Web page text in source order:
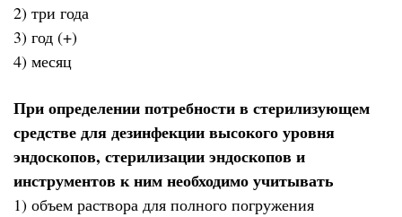
2) три года
3) год (+)
4) месяц
При определении потребности в стерилизующем
средстве для дезинфекции высокого уровня
эндоскопов, стерилизации эндоскопов и
инструментов к ним необходимо учитывать
1) объем раствора для полного погружения